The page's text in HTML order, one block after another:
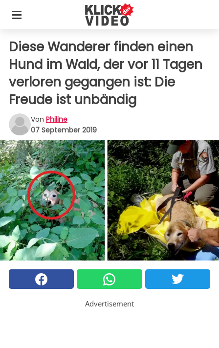
Diese Wanderer finden einen
Hund im Wald, der vor 11 Tagen
verloren gegangen ist: Die
Freude ist unbändig
Von Philine
07 September 2019
Advertisement